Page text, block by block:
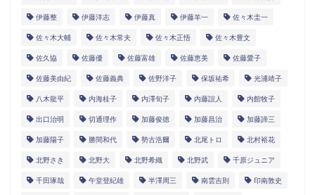
伊藤整 伊藤洋志 伊藤真 伊藤羊一 佐々木圭一
佐々木大輔 佐々木常夫 佐々木正悟 佐々木豊文
佐久協 佐藤優 佐藤富雄 佐藤恵美 佐藤愛子
佐藤美由紀 佐藤義典 佐野洋子 保坂祐希 光浦靖子
八木龍平 内海桂子 内澤旬子 内藤誼人 内館牧子
出口治明 切通理作 加藤俊徳 加藤昌治 加藤諦三
加藤陽子 勝間和代 勢古浩爾 北尾トロ 北村裕花
北野さき 北野大 北野希織 北野武 千原ジュニア
千田琢哉 午堂登紀雄 半澤周三 南雲吉則 印南敦史